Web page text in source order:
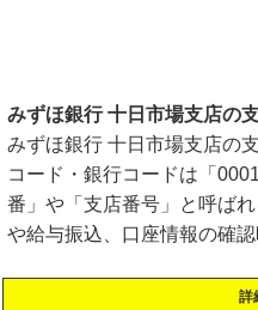
みずほ銀行 十日市場支店の
みずほ銀行 十日市場支店の
コード・銀行コードは「
番」や「支店番号」と呼ば
や給与振込、口座情報の確認
詳